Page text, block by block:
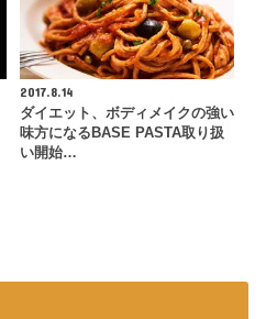
2017.8.14
ダイエット、ボディメイクの強い
味方になるBASE PASTA取り扱
い開始…